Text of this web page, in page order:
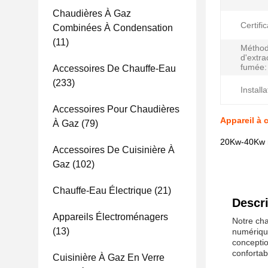
Chaudières À Gaz
Combinées À Condensation
(11)
Accessoires De Chauffe-Eau
(233)
Accessoires Pour Chaudières
À Gaz (79)
Accessoires De Cuisinière À
Gaz (102)
Chauffe-Eau Électrique (21)
Appareils Électroménagers
(13)
Cuisinière À Gaz En Verre
fumée:
Appareil à
20Kw-
Notre